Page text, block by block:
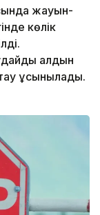
жауын-
көлік
алдын
ұсынылады.